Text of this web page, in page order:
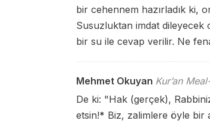
bir cehennem hazırladık ki,
Susuzluktan imdat dileyecek
bir su ile cevap verilir. Ne
Mehmet Okuyan Kur’an
De ki: "Hak (gerçek),
etsin!* Biz, zalimlere öyle bir